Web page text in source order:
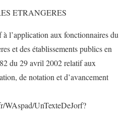
ETRANGERES
l’application aux fonctionnaires du
et des établissements publics en
du 29 avril 2002 relatif aux
de notation et d’avancement
UnTexteDeJorf?